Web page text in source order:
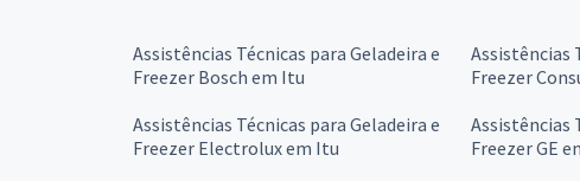
Assistências Técnicas para Geladeira e
Freezer Bosch em Itu
Assistências
Freezer
Assistências Técnicas para Geladeira e
Freezer Electrolux em Itu
Assistências
Freezer GE